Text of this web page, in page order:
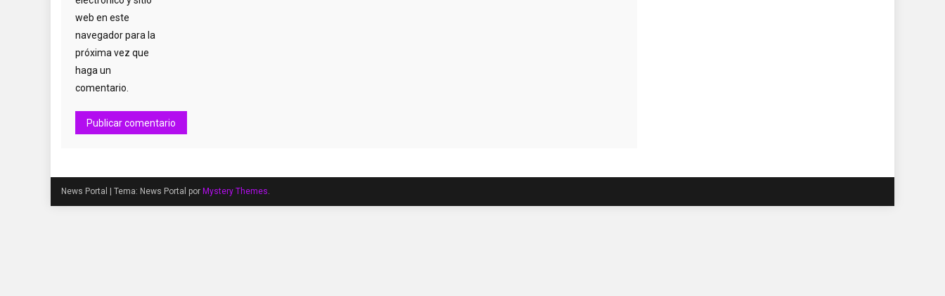
web en este
navegador para la
próxima vez que
haga un
comentario.
News Portal Tema: News Portal por Mystery Themes.